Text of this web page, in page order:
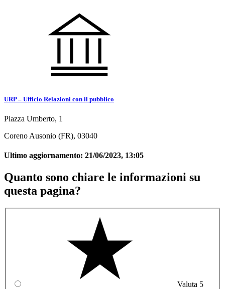
URP – Ufficio Relazioni con il pubblico
Piazza Umberto, 1
Coreno Ausonio (FR), 03040
Ultimo aggiornamento: 21/06/2023, 13:05
Quanto sono chiare le informazioni su
questa pagina?
Valuta 5